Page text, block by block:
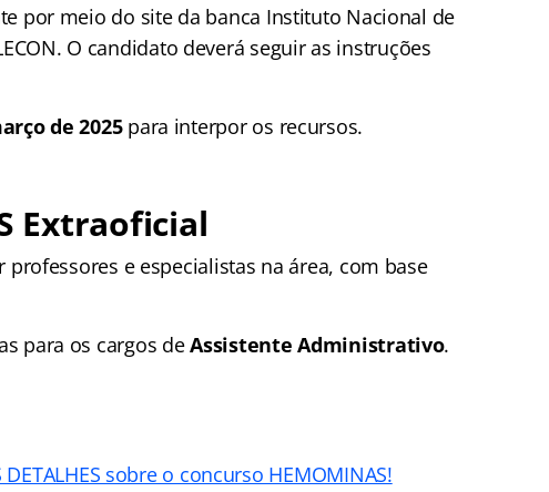
por meio do site da banca Instituto Nacional de
O candidato deverá seguir as instruções
de 2025para interpor os recursos.
Extraoficial
e especialistas na área, com base
para os cargos deAssistente Administrativo.
sobre o concurso HEMOMINAS!